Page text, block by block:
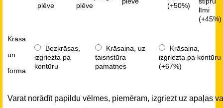
plēve
plēve
(+50%)
līmi
(+45%)
Krāsa
un
forma
Bezkrāsas,
izgriezta pa
kontūru
Krāsaina, uz
taisnstūra
pamatnes
Krāsaina,
izgriezta pa kontūru
(+67%)
Varat norādīt papildu vēlmes, piemēram, izgriezt uz apaļas